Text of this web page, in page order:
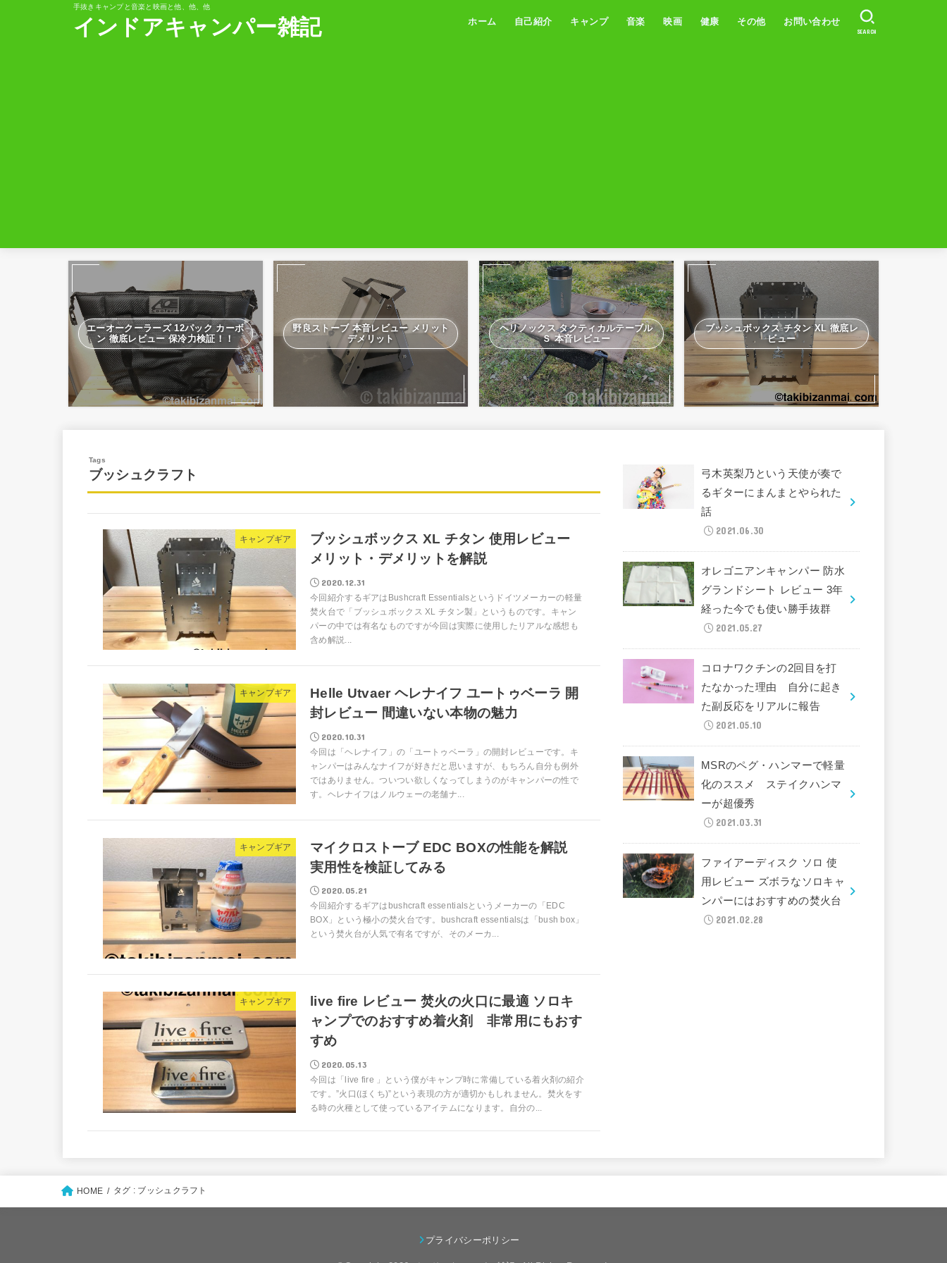
手抜きキャンプと音楽と映画と他、他、他
インドアキャンパー雑記 ホーム 自己紹介 キャンプ 音楽 映画 健康 その他 お問い合わせ
SEARCH
エーオークーラーズ 12パック カーボ
ン 徹底レビュー 保冷力検証！！
野良ストーブ 本音レビュー メリット
デメリット
ヘリノックス タクティカルテーブル
Ｓ 本音レビュー
ブッシュボックス チタン XL 徹底レ
ビュー
ブッシュクラフト
キャンプギア
ブッシュボックス XL チタン 使用レビュー
メリット・デメリットを解説
2020.12.31
今回紹介するギアはBushcraft Essentialsというドイツメーカーの軽量
焚火台で「ブッシュボックス XL チタン製」というものです。キャン
パーの中では有名なものですが今回は実際に使用したリアルな感想も
含め解説...
キャンプギア
Helle Utvaer ヘレナイフ ユートゥベーラ 開
封レビュー 間違いない本物の魅力
2020.10.31
今回は「ヘレナイフ」の「ユートゥベーラ」の開封レビューです。キ
ャンパーはみんなナイフが好きだと思いますが、もちろん自分も例外
ではありません。ついつい欲しくなってしまうのがキャンパーの性で
す。ヘレナイフはノルウェーの老舗ナ...
キャンプギア
マイクロストーブ EDC BOXの性能を解説
実用性を検証してみる
2020.05.21
今回紹介するギアはbushcraft essentialsというメーカーの「EDC
BOX」という極小の焚火台です。bushcraft essentialsは「bush box」
という焚火台が人気で有名ですが、そのメーカ...
キャンプギア
live fire レビュー 焚火の火口に最適 ソロキ
ャンプでのおすすめ着火剤 非常用にもおす
すめ
2020.05.13
今回は「live fire 」という僕がキャンプ時に常備している着火剤の紹介
です。”火口(ほくち)”という表現の方が適切かもしれません。焚火をす
る時の火種として使っているアイテムになります。自分の...
弓木英梨乃という天使が奏で
るギターにまんまとやられた
話
2021.06.30
オレゴニアンキャンパー 防水
グランドシート レビュー 3年
経った今でも使い勝手抜群
2021.05.27
コロナワクチンの2回目を打
たなかった理由 自分に起き
た副反応をリアルに報告
2021.05.10
MSRのペグ・ハンマーで軽量
化のススメ ステイクハンマ
ーが超優秀
2021.03.31
ファイアーディスク ソロ 使
用レビュー ズボラなソロキャ
ンパーにはおすすめの焚火台
2021.02.28
HOME タグ : ブッシュクラフト
プライバシーポリシー